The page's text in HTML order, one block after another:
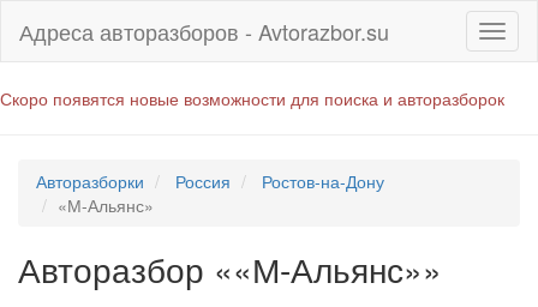
Адреса авторазборов - Avtorazbor.su
Скоро появятся новые возможности для поиска и авторазборок
Авторазборки Россия
Ростов-на-Дону
«М-Альянс»
Авторазбор ««М-Альянс»»